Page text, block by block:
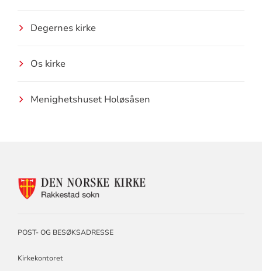
Degernes kirke
Os kirke
Menighetshuset Holøsåsen
KONTAKTINFORMASJON
POST- OG BESØKSADRESSE
Kirkekontoret